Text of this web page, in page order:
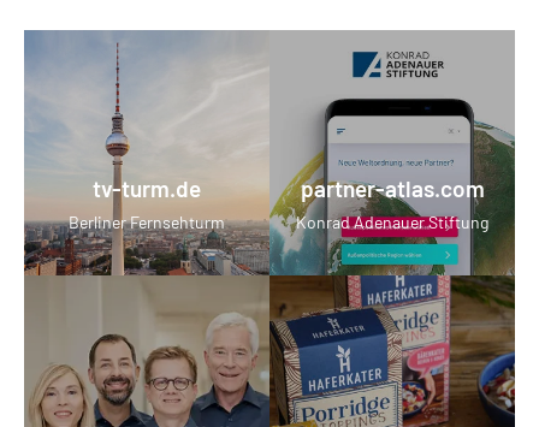
Maxvorstadt
Schwabing
tv-turm.de
Berliner Fernsehturm
partner-atlas.com
Konrad Adenauer Stiftung